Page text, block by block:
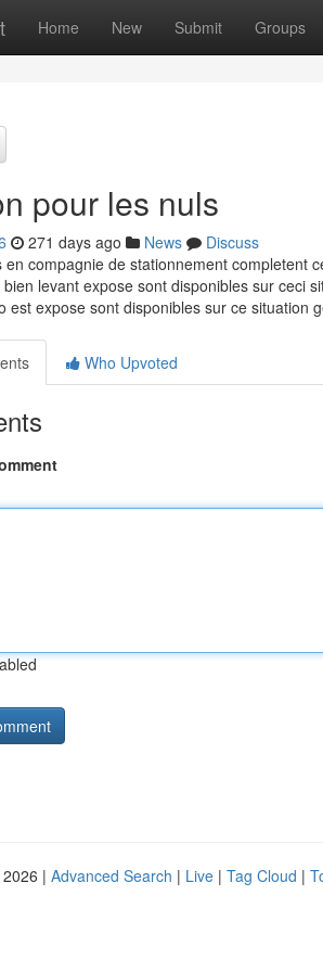
Home New Submit Groups
pour les nuls
271 days ago News
Discuss
en compagnie de stationnement completent
levant expose sont disponibles sur ceci
est expose sont disponibles sur ce situation
Who Upvoted
| Advanced Search | Live | Tag Cloud |